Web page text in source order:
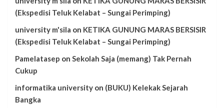
(Ekspedisi Teluk Kelabat – Sungai Perimping)
university m'sila on KETIKA GUNUNG MARAS BERSISIR
(Ekspedisi Teluk Kelabat – Sungai Perimping)
Pamelatasep on Sekolah Saja (memang) Tak Pernah
Cukup
informatika university on (BUKU) Kelekak Sejarah
Bangka